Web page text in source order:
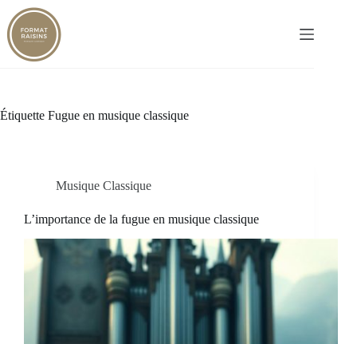
Passer
au
contenu
Étiquette Fugue en musique classique
Musique Classique
L’importance de la fugue en musique classique